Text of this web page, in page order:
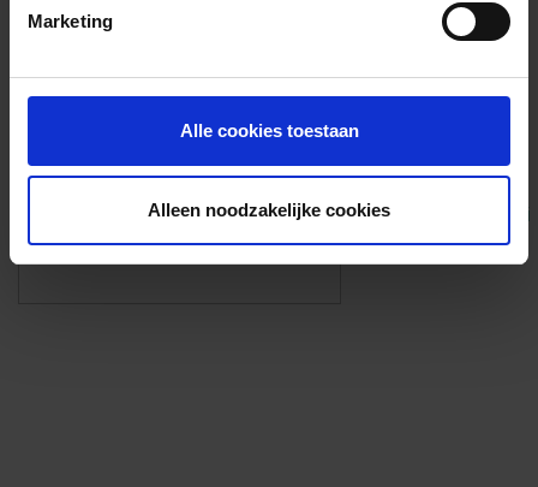
Marketing
Alle cookies toestaan
Alleen noodzakelijke cookies
Foto’s ({{photos.length}})
Eigen foto’s